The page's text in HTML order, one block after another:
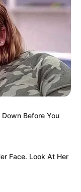
Down Before You
Face. Look At Her